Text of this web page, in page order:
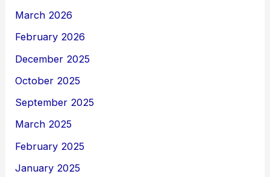
March 2026
February 2026
December 2025
October 2025
September 2025
March 2025
February 2025
January 2025